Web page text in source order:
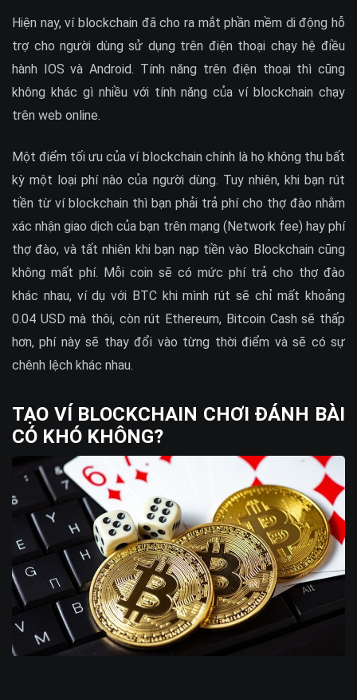
Hiện nay, ví blockchain đã cho ra mắt phần mềm di động hỗ
trợ cho người dùng sử dụng trên điện thoại chạy hệ điều
hành IOS và Android. Tính năng trên điện thoại thì cũng
không khác gì nhiều với tính năng của ví blockchain chạy
trên web online.
Một điểm tối ưu của ví blockchain chính là họ không thu bất
kỳ một loại phí nào của người dùng. Tuy nhiên, khi bạn rút
tiền từ ví blockchain thì bạn phải trả phí cho thợ đào nhằm
xác nhận giao dịch của bạn trên mạng (Network fee) hay phí
thợ đào, và tất nhiên khi bạn nạp tiền vào Blockchain cũng
không mất phí. Mỗi coin sẽ có mức phí trả cho thợ đào
khác nhau, ví dụ với BTC khi mình rút sẽ chỉ mất khoảng
0.04 USD mà thôi, còn rút Ethereum, Bitcoin Cash sẽ thấp
hơn, phí này sẽ thay đổi vào từng thời điểm và sẽ có sự
chênh lệch khác nhau.
TẠO VÍ BLOCKCHAIN CHƠI ĐÁNH BÀI
CÓ KHÓ KHÔNG?